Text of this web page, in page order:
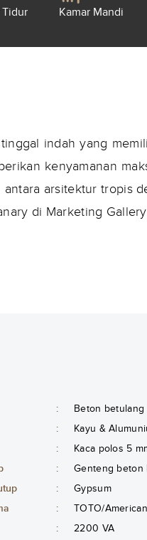
Tidur Kamar Mandi
indah yang
kenyamanan
antara arsitektur tropis
di Marketing
: Beton betulang
: Kayu &
: Kaca polos 5
: Genteng beton
: Gypsum
: TOTO/
: 2200 VA